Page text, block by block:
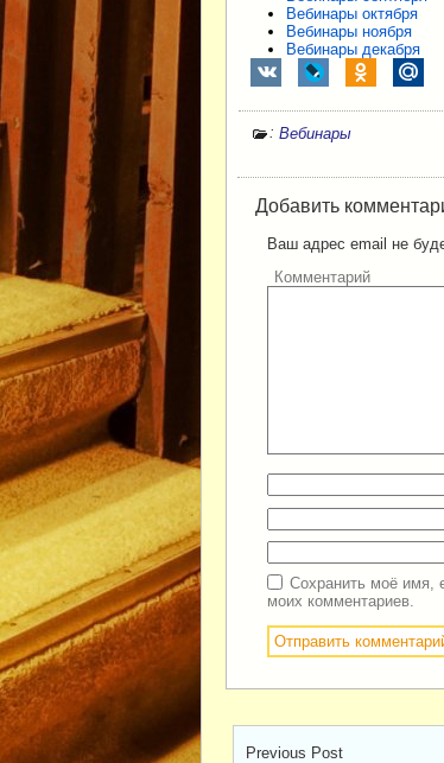
Вебинары октября
Вебинары ноября
Вебинары декабря
: Вебинары
Добавить
Ваш адрес email не
Комментарий
Сохранить моё имя,
моих комментариев.
Previous Post